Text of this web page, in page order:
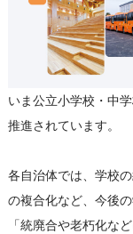
いま公立小学校・中
推進されています。
各自治体では、学校
の複合化など、今後
「統廃合や老朽化な